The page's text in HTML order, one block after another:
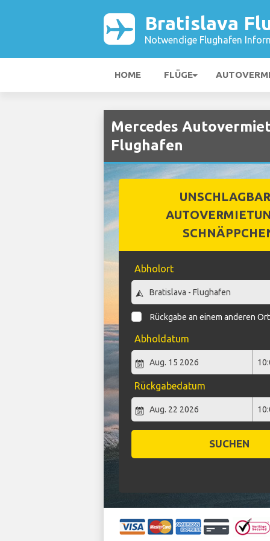
Bratislava
Notwendige Flughafen
HOME FLÜGE
Mercedes
Flughafen
Abholort
Rückgabe an einem anderen Ort
Abholdatum
Rückgabedatum
SUCHEN